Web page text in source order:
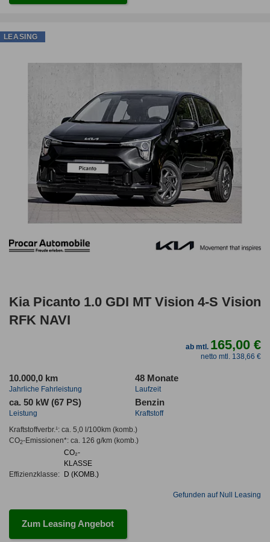
Kia Picanto 1.0 GDI MT Vision 4-S Vision
RFK NAVI
ab mtl. 165,00 €
netto mtl. 138,66 €
10.000,0 km
Jahrliche Fahrleistung
48 Monate
Laufzeit
ca. 50 kW (67 PS)
Leistung
Benzin
Kraftstoff
Kraftstoffverbr.¹: ca. 5,0 l/100km(komb.)
CO2-Emissionen*: ca. 126 g/km(komb.)
Effizienzklasse:
CO₂-
KLASSE
D (KOMB.)
Gefunden auf Null Leasing
Zum Leasing Angebot
LEASING